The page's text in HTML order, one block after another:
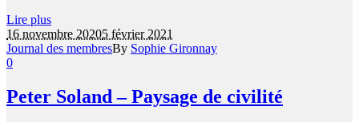
Lire plus
16 novembre 20205 février 2021
Journal des membresBy Sophie Gironnay
0
Peter Soland – Paysage de civilité